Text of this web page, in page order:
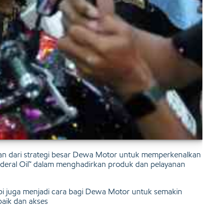
dari strategi besar Dewa Motor untuk memperkenalkan
Oil™ dalam menghadirkan produk dan pelayanan
juga menjadi cara bagi Dewa Motor untuk semakin
dan akses